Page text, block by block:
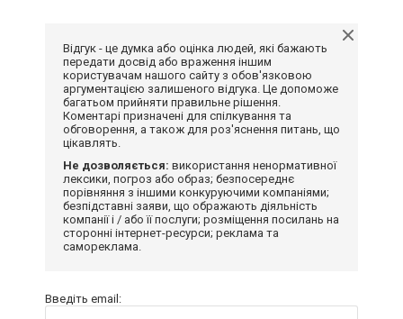
Відгук - це думка або оцінка людей, які бажають
передати досвід або враження іншим
користувачам нашого сайту з обов'язковою
аргументацією залишеного відгука. Це допоможе
багатьом прийняти правильне рішення.
Коментарі призначені для спілкування та
обговорення, а також для роз'яснення питань, що
цікавлять.
Не дозволяється: використання ненормативної
лексики, погроз або образ; безпосереднє
порівняння з іншими конкуруючими компаніями;
безпідставні заяви, що ображають діяльність
компанії і / або її послуги; розміщення посилань на
сторонні інтернет-ресурси; реклама та
самореклама.
Введіть email: